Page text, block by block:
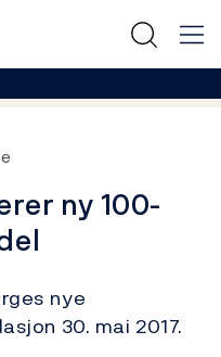
ny 100-
nye
30. mai 2017.